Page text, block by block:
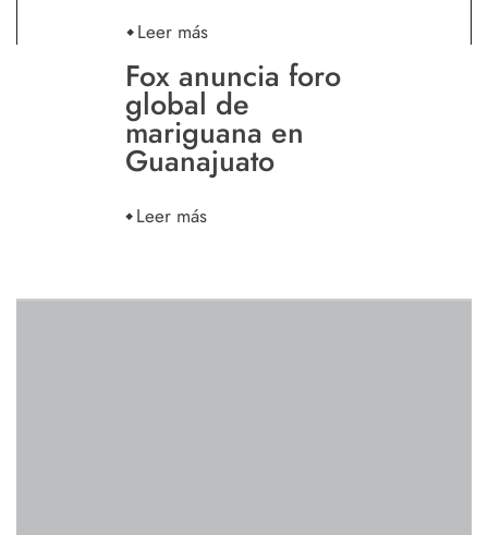
Leer más
Fox anuncia foro
global de
mariguana en
Guanajuato
Leer más